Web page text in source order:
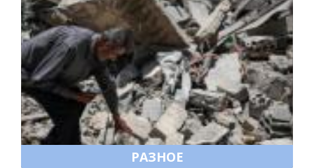
РАЗНОЕ